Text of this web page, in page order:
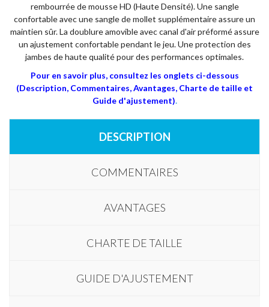
rembourrée de mousse HD (Haute Densité). Une sangle
confortable avec une sangle de mollet supplémentaire assure un
maintien sûr. La doublure amovible avec canal d'air préformé assure
un ajustement confortable pendant le jeu. Une protection des
jambes de haute qualité pour des performances optimales.
Pour en savoir plus, consultez les onglets ci-dessous
(Description, Commentaires, Avantages, Charte de taille et
Guide d'ajustement).
DESCRIPTION
COMMENTAIRES
AVANTAGES
CHARTE DE TAILLE
GUIDE D'AJUSTEMENT